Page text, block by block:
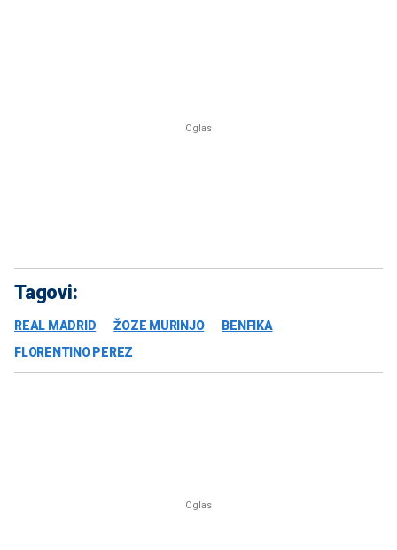
Tagovi:
REAL MADRID ŽOZE MURINJO
BENFIKA
FLORENTINO PEREZ